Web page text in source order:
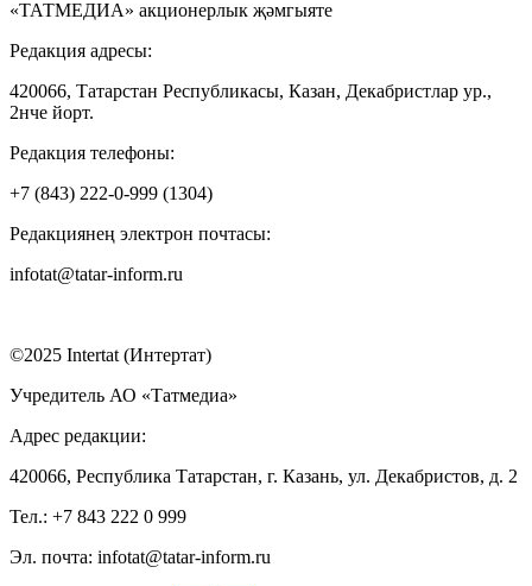
«ТАТМЕДИА» акционерлык җәмгыяте
Редакция адресы:
420066, Татарстан Республикасы, Казан, Декабристлар ур.,
2нче йорт.
Редакция телефоны:
+7 (843) 222-0-999 (1304)
Редакциянең электрон почтасы:
infotat@tatar-inform.ru
©2025 Intertat (Интертат)
Учредитель АО «Татмедиа»
Адрес редакции:
420066, Республика Татарстан, г. Казань, ул. Декабристов, д. 2
Тел.: +7 843 222 0 999
Эл. почта: infotat@tatar-inform.ru